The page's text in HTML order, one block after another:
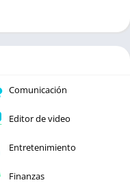
Comunicación
Editor de video
Entretenimiento
Finanzas